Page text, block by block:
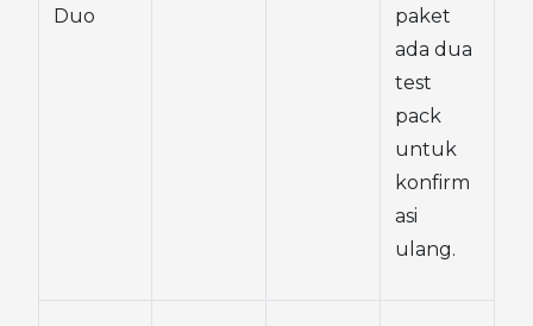
Duo
paket
ada dua
test
pack
untuk
konfirm
asi
ulang.